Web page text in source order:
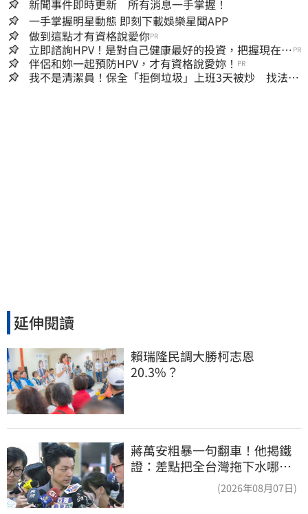
新聞事件即時更新 所有消息一手掌握！
一手掌握明星動態 即刻下載娛樂星聞APP
做到這點才有資格說愛你PR
立即諮詢HPV！是對自己健康最好的投資，把握現在不
嫌晚！
PR
伴侶和妳一起預防HPV，才有資格說愛妳！ PR
我不是清潔員！保全「拒倒垃圾」上班3天被炒 找法院
延伸閱讀
賴瑞隆民調大勝柯志恩
20.3%？
蔣萬安粗暴一句翻車！他揭鐵
證：差點把全台灣拖下水哪時
(2026年08月07日)